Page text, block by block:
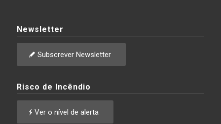
Newsletter
Subscrever Newsletter
Risco de Incêndio
Ver o nível de alerta